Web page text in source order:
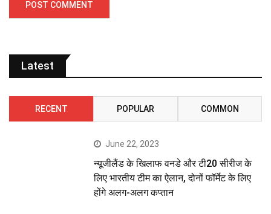
Latest
RECENT POPULAR COMMON
June 22, 2023
न्यूजीलैंड के खिलाफ वनडे और टी20 सीरीज के
लिए भारतीय टीम का ऐलान, दोनों फॉर्मेट के लिए
होंगे अलग-अलग कप्तान